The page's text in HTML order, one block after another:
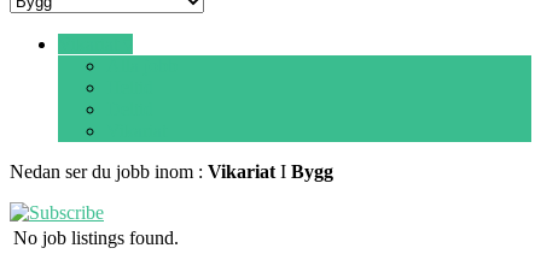
Nedan ser du jobb inom : Vikariat I Bygg
No job listings found.